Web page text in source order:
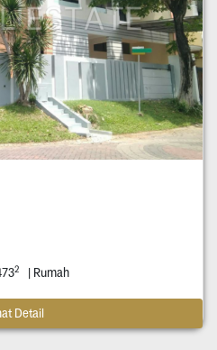
2 | Rumah
Detail